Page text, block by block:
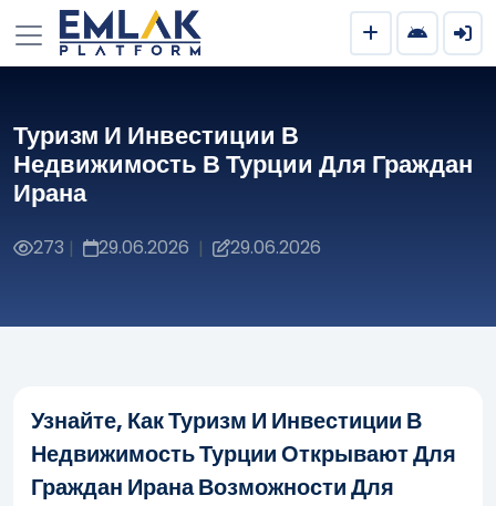
Туризм И Инвестиции В
Недвижимость В Турции Для Граждан
Ирана
273 | 29.06.2026 | 29.06.2026
Узнайте, Как Туризм И Инвестиции В
Недвижимость Турции Открывают Для
Граждан Ирана Возможности Для